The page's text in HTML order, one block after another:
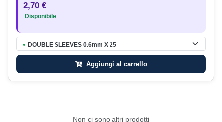
2,70 €
Disponibile
● DOUBLE SLEEVES 0.6mm X 25
Aggiungi al carrello
Non ci sono altri prodotti